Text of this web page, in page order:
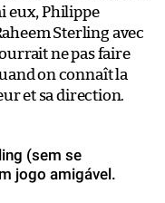
eux, Philippe
Sterling avec
ne pas faire
on connaît la
et sa direction.
(sem se
jogo amigável.